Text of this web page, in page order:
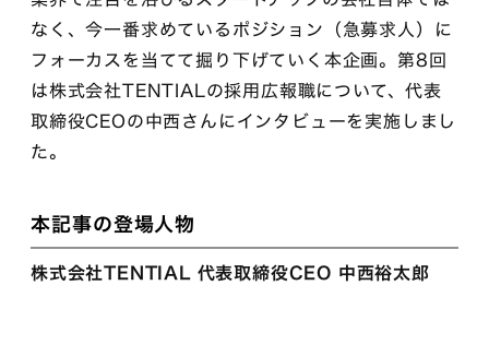
なく、今一番求めているポジション（急募求人）に
フォーカスを当てて掘り下げていく本企画。第8回
は株式会社TENTIALの採用広報職について、代表
取締役CEOの中西さんにインタビューを実施しまし
た。
本記事の登場人物
株式会社TENTIAL 代表取締役CEO 中西裕太郎